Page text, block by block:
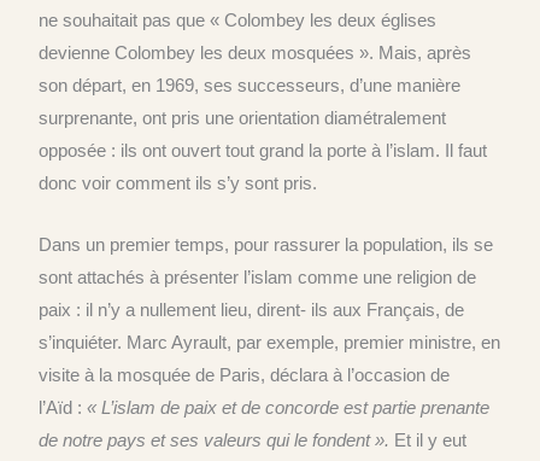
ne souhaitait pas que « Colombey les deux églises
devienne Colombey les deux mosquées ». Mais, après
son départ, en 1969, ses successeurs, d’une manière
surprenante, ont pris une orientation diamétralement
opposée : ils ont ouvert tout grand la porte à l’islam. Il faut
donc voir comment ils s’y sont pris.
Dans un premier temps, pour rassurer la population, ils se
sont attachés à présenter l’islam comme une religion de
paix : il n’y a nullement lieu, dirent- ils aux Français, de
s’inquiéter. Marc Ayrault, par exemple, premier ministre, en
visite à la mosquée de Paris, déclara à l’occasion de
l’Aïd :« L’islam de paix et de concorde est partie prenante
de notre pays et ses valeurs qui le fondent ». Et il y eut